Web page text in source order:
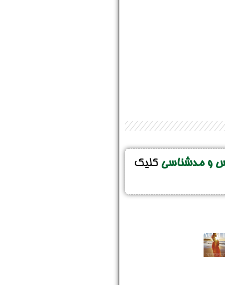
و مدشناسی کلیک